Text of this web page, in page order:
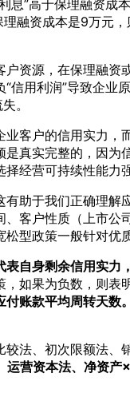
息”高于保理融资成
融资成本是9万元
资源，在保理融
信用利润”导致企业
。
客户的信用实力
真实完整的，因
经营可持续性能力
助于我们正确理
客户性质（上市
型政策一般针对优
自身剩余信用实
如果为负数，则表
账款平均周转天数。
法、初次限额法、
运营资本法、净资产